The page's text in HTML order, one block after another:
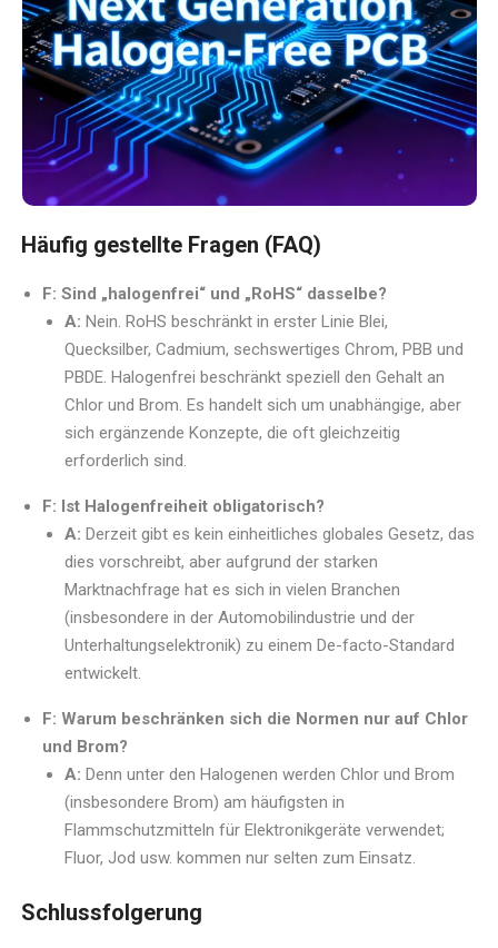
Häufig gestellte Fragen (FAQ)
F: Sind „halogenfrei“ und „RoHS“ dasselbe?
A: Nein. RoHS beschränkt in erster Linie Blei,
Quecksilber, Cadmium, sechswertiges Chrom, PBB und
PBDE. Halogenfrei beschränkt speziell den Gehalt an
Chlor und Brom. Es handelt sich um unabhängige, aber
sich ergänzende Konzepte, die oft gleichzeitig
erforderlich sind.
F: Ist Halogenfreiheit obligatorisch?
A: Derzeit gibt es kein einheitliches globales Gesetz, das
dies vorschreibt, aber aufgrund der starken
Marktnachfrage hat es sich in vielen Branchen
(insbesondere in der Automobilindustrie und der
Unterhaltungselektronik) zu einem De-facto-Standard
entwickelt.
F: Warum beschränken sich die Normen nur auf Chlor
und Brom?
A: Denn unter den Halogenen werden Chlor und Brom
(insbesondere Brom) am häufigsten in
Flammschutzmitteln für Elektronikgeräte verwendet;
Fluor, Jod usw. kommen nur selten zum Einsatz.
Schlussfolgerung